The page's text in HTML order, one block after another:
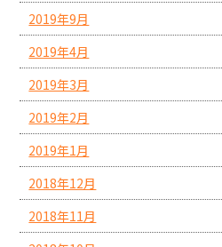
2019年9月
2019年4月
2019年3月
2019年2月
2019年1月
2018年12月
2018年11月